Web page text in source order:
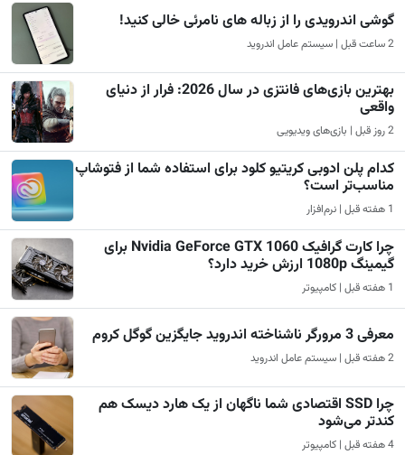
گوشی اندرویدی را از زباله های نامرئی خالی کنید!
2 ساعت قبل | سیستم عامل اندروید
بهترین بازی‌های فانتزی در سال 2026: فرار از دنیای
واقعی
2 روز قبل | بازی‌های ویدیویی
کدام پلن ادوبی کریتیو کلود برای استفاده شما از فتوشاپ
مناسب‌تر است؟
1 هفته قبل | نرم‌افزار
چرا کارت گرافیک Nvidia GeForce GTX 1060 برای
گیمینگ 1080p ارزش خرید دارد؟
1 هفته قبل | کامپیوتر
معرفی 3 مرورگر ناشناخته اندروید جایگزین گوگل کروم
2 هفته قبل | سیستم عامل اندروید
چرا SSD اقتصادی شما ناگهان از یک هارد دیسک هم
کندتر می‌شود
4 هفته قبل | کامپیوتر